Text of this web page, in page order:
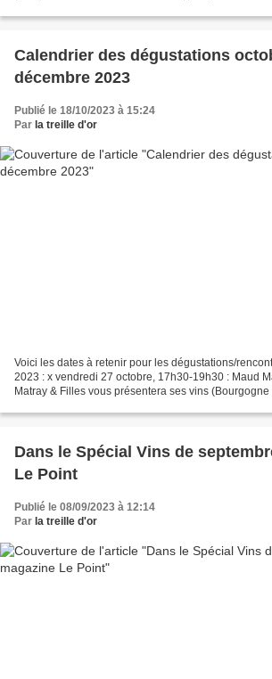
Calendrier des dégustations
décembre 2023
Publié le 18/10/2023 à 15:24
Par la treille d'or
Voici les dates à retenir pour les dégustations/
2023 : x vendredi 27 octobre, 17h30-19h30 : Maud
Matray & Filles vous présentera ses vins
Dans le Spécial Vins de
Le Point
Publié le 08/09/2023 à 12:14
Par la treille d'or